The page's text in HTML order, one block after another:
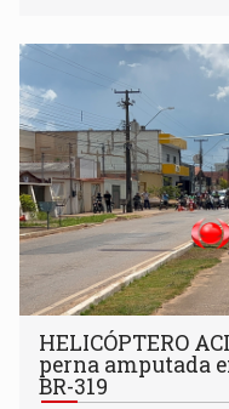
HELICÓPTERO
perna amputada
BR-319